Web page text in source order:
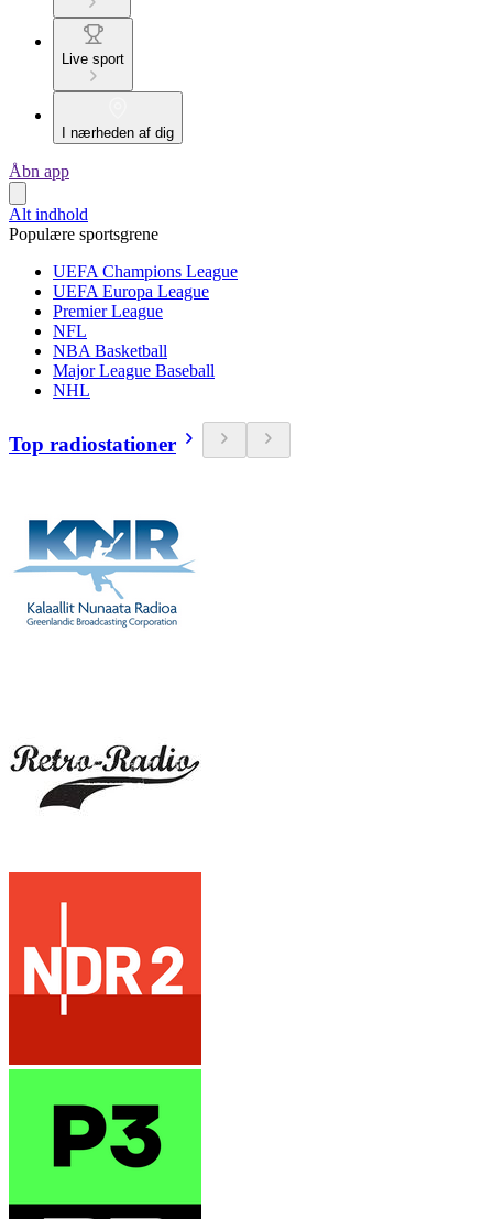
Live sport
I nærheden af dig
Åbn app
Alt indhold
Populære sportsgrene
UEFA Champions League
UEFA Europa League
Premier League
NFL
NBA Basketball
Major League Baseball
NHL
Top radiostationer